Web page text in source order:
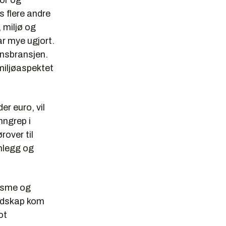
flere andre
miljø og
mye ugjort.
euro, vil
i
til
og
og
kom